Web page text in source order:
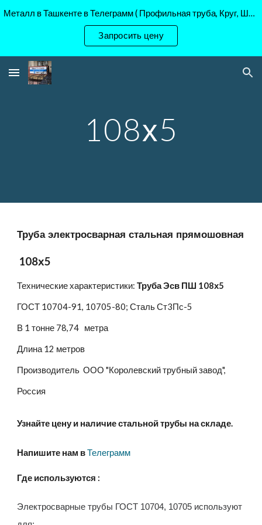
Skip to navigation
Металл в Ташкенте в Телеграмм ( Профильная труба, Круг, Шестигранник Ст45, 40Х, )
Запросить цену
108х5
Труба электросварная стальная прямошовная
108х5
Технические характеристики:Труба Эсв ПШ 108х5
ГОСТ 10704-91, 10705-80; Сталь Ст3Пс-5
В 1 тонне 78,74 метра
Длина 12 метров
Производитель ООО "Королевский трубный завод",
Россия
Узнайте цену и наличие стальной трубы на складе.
Напишите нам вТелеграмм
Где используются :
Электросварные трубы ГОСТ 10704, 10705 используют